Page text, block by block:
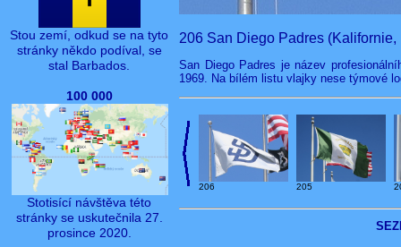
Stou zemí, odkud se na tyto
stránky někdo podíval, se
stal Barbados.
100 000
Stotisící návštěva této
stránky se uskutečnila 27.
prosince 2020.
206 San Diego Padres (Kalifornie,
San Diego Padres je název
1969. Na bílém listu vlajky nese týmové
206 205